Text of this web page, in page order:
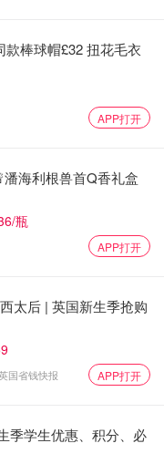
多菜都打折。我们选
款棒球帽£32 扭花毛衣
APP打开
海利根兽首Q香礼盒
瓶
APP打开
太后 | 英国新生季抢购
国省钱快报 APP打开
季学生优惠、积分、必